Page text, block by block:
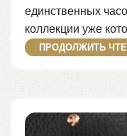
единственных
коллекции уже
ПРОДОЛЖИТЬ